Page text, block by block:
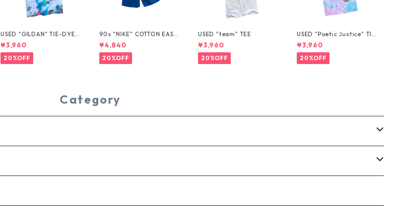
USED "GILDAN" TIE-DYE T
EE
¥3,960
20%OFF
90s "NIKE" COTTON EASY
SHORTS
¥4,840
20%OFF
USED "team" TEE
¥3,960
20%OFF
USED "Poetic Justice" TIE
-DYE TEE
¥3,960
20%OFF
Category